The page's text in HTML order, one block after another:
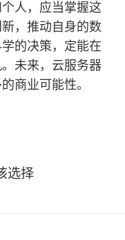
人，应当掌握这
，推动自身的数
的决策，定能在
未来，云服务器
商业可能性。
选择